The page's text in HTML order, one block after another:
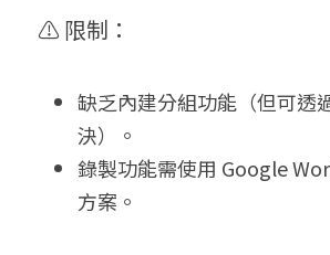
⚠️ 限制：
缺乏內建分組功能（但可透
決）。
錄製功能需使用 Google
方案。